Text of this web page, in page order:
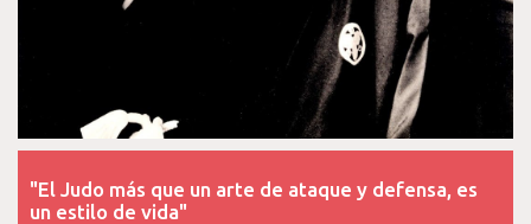
"El Judo más que un arte de ataque y defensa, es
un estilo de vida"